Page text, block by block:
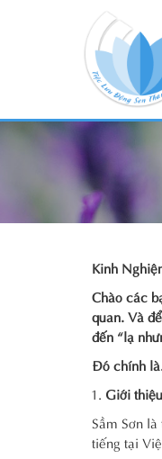
Kinh
Chào các
quan. Và
đến “lạ
Đó chính
Giới
Sầm Sơn
tiếng tại